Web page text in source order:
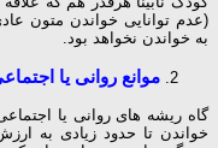
(عدم توانایی خواندن متون
به خواندن نخواهد بود.
موانع روانی یا
گاه ریشه های روانی یا
خواندن تا حدود زیادی به